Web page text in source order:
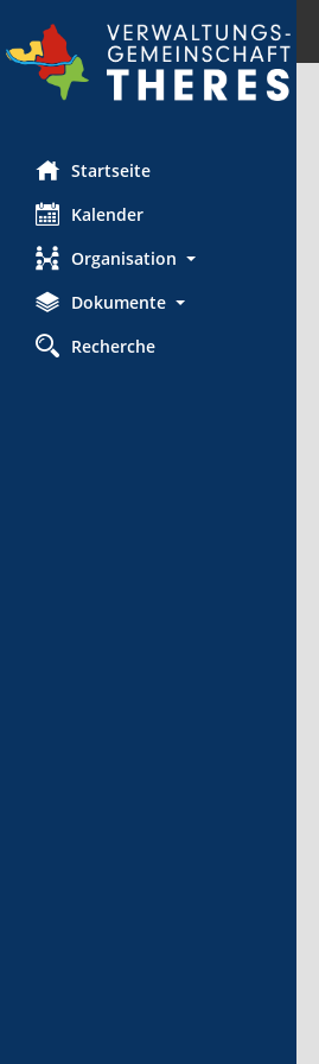
Startseite
Kalender
Organisation
Dokumente
Recherche